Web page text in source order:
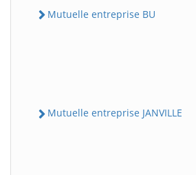
Mutuelle entreprise BU
Mutuelle entreprise JANVILLE